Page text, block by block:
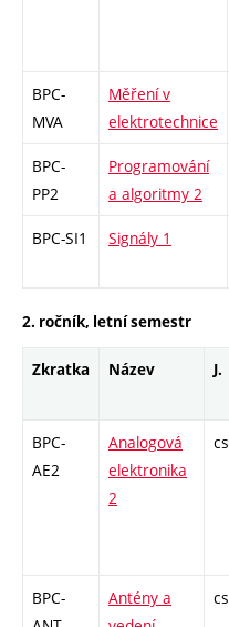
BPC-
MVA
Měření v
elektrotechnice
BPC-
PP2
Programování
a algoritmy 2
BPC-SI1 Signály 1
2. ročník, letní semestr
Zkratka Název J.
BPC-
AE2
Analogová
elektronika
2
cs
BPC-
Antény a
cs